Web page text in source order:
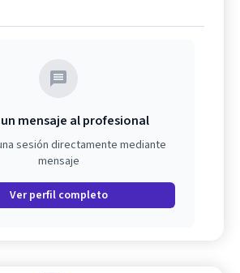
un mensaje al profesional
sesión directamente mediante
mensaje
Ver perfil completo